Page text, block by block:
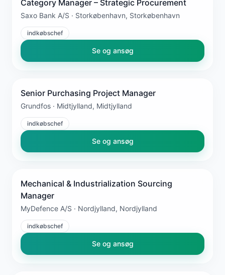
Category Manager – Strategic Procurement
Saxo Bank A/S · Storkøbenhavn, Storkøbenhavn
indkøbschef
Se og ansøg
Senior Purchasing Project Manager
Grundfos · Midtjylland, Midtjylland
indkøbschef
Se og ansøg
Mechanical & Industrialization Sourcing
Manager
MyDefence A/S · Nordjylland, Nordjylland
indkøbschef
Se og ansøg